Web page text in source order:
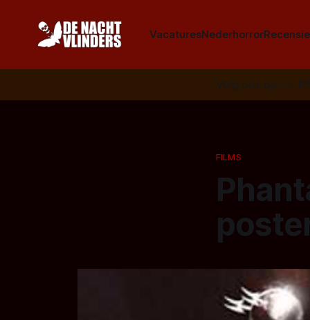
VacaturesNederhorror
Volg ons op: 📣
FILMS